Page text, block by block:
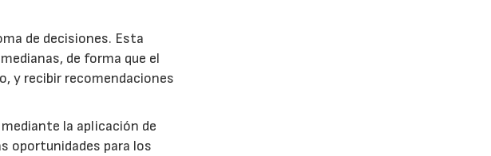
de decisiones. Esta
de forma que el
y recibir recomendaciones
la aplicación de
oportunidades para los